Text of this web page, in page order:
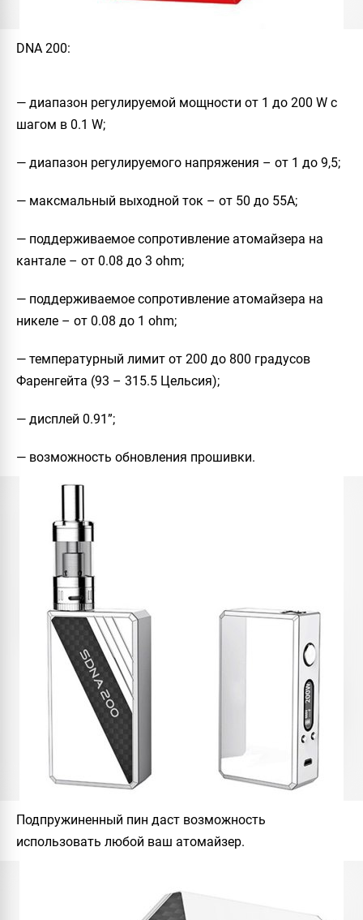
DNA 200:
— диапазон регулируемой мощности от 1 до 200 W с
шагом в 0.1 W;
— диапазон регулируемого напряжения – от 1 до 9,5;
— максмальный выходной ток – от 50 до 55A;
— поддерживаемое сопротивление атомайзера на
кантале – от 0.08 до 3 ohm;
— поддерживаемое сопротивление атомайзера на
никеле – от 0.08 до 1 ohm;
— температурный лимит от 200 до 800 градусов
Фаренгейта (93 – 315.5 Цельсия);
— дисплей 0.91”;
— возможность обновления прошивки.
Подпружиненный пин даст возможность
использовать любой ваш атомайзер.